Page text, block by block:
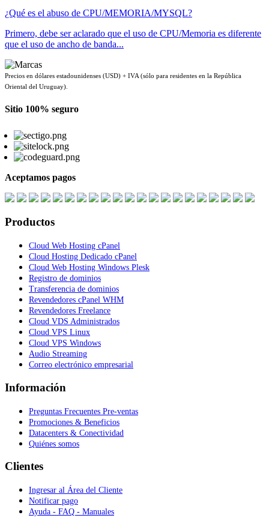
¿Qué es el abuso de CPU/MEMORIA/MYSQL?
Primero, debe ser aclarado que el uso de CPU/Memoria es diferente
que el uso de ancho de banda...
Precios en dólares estadounidenses (USD) + IVA (sólo para residentes en la República
Oriental del Uruguay).
Sitio 100% seguro
Aceptamos pagos
Productos
Cloud Web Hosting cPanel
Cloud Hosting Dedicado cPanel
Cloud Web Hosting Windows Plesk
Registro de dominios
Transferencia de dominios
Revendedores cPanel WHM
Revendedores Freelance
Cloud VDS Administrados
Cloud VPS Linux
Cloud VPS Windows
Audio Streaming
Correo electrónico empresarial
Información
Preguntas Frecuentes Pre-ventas
Promociones & Beneficios
Datacenters & Conectividad
Quiénes somos
Clientes
Ingresar al Área del Cliente
Notificar pago
Ayuda - FAQ - Manuales